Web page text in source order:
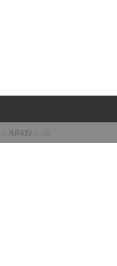
ARKIV